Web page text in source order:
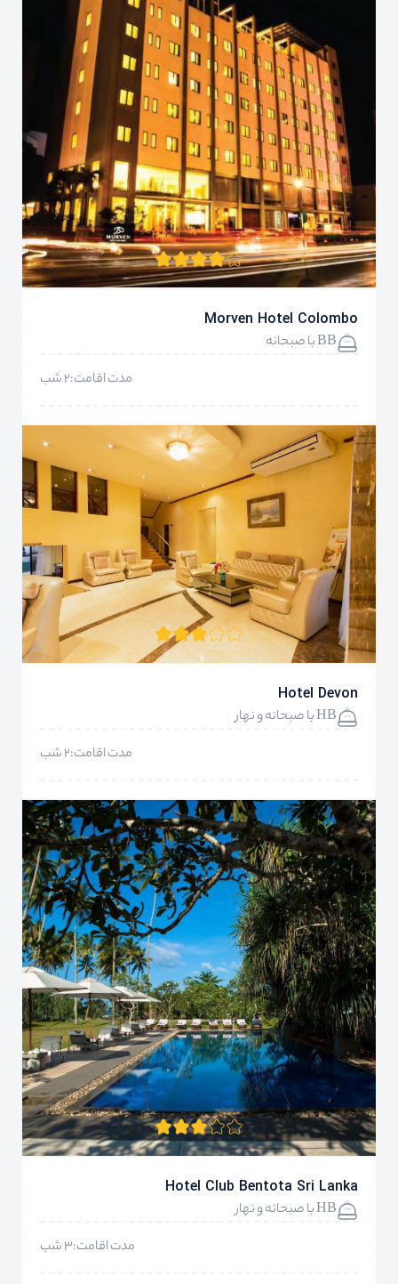
Morven Hotel Colombo
BB با صبحانه
مدت اقامت:2 شب
Hotel Devon
HB با صبحانه و نهار
مدت اقامت:2 شب
Hotel Club Bentota Sri Lanka
HB با صبحانه و نهار
مدت اقامت:3 شب